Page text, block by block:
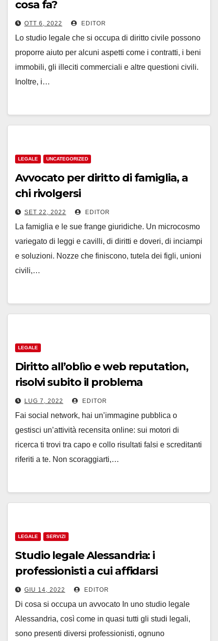
cosa fa?
OTT 6, 2022 EDITOR
Lo studio legale che si occupa di diritto civile possono
proporre aiuto per alcuni aspetti come i contratti, i beni
immobili, gli illeciti commerciali e altre questioni civili.
Inoltre, i…
LEGALE UNCATEGORIZED
Avvocato per diritto di famiglia, a
chi rivolgersi
SET 22, 2022 EDITOR
La famiglia e le sue frange giuridiche. Un microcosmo
variegato di leggi e cavilli, di diritti e doveri, di inciampi
e soluzioni. Nozze che finiscono, tutela dei figli, unioni
civili,…
LEGALE
Diritto all’oblìo e web reputation,
risolvi subito il problema
LUG 7, 2022 EDITOR
Fai social network, hai un’immagine pubblica o
gestisci un’attività recensita online: sui motori di
ricerca ti trovi tra capo e collo risultati falsi e screditanti
riferiti a te. Non scoraggiarti,…
LEGALE SERVIZI
Studio legale Alessandria: i
professionisti a cui affidarsi
GIU 14, 2022 EDITOR
Di cosa si occupa un avvocato In uno studio legale
Alessandria, così come in quasi tutti gli studi legali,
sono presenti diversi professionisti, ognuno